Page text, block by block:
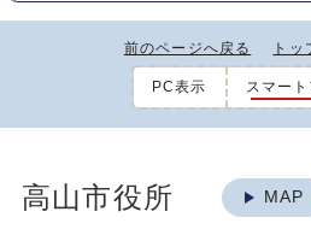
前のページへ戻る トッ
PC表示 スマー
高山市役所 MAP